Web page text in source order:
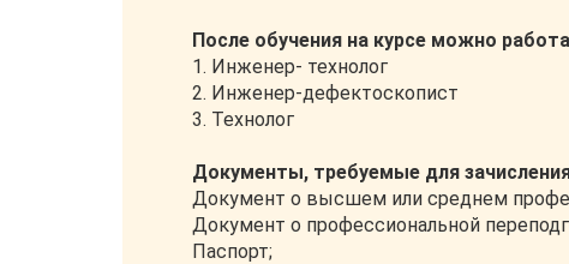
После обучения на курсе можно
1. Инженер- технолог
2. Инженер-дефектоскопист
3. Технолог
Документы, требуемые для
Документ о высшем или среднем
Документ о профессиональной
Паспорт;